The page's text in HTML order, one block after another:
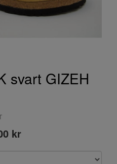
svart GIZEH
kr